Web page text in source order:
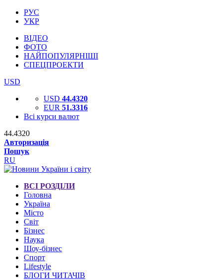
РУС
УКР
ВІДЕО
ФОТО
НАЙПОПУЛЯРНІШІ
СПЕЦПРОЕКТИ
USD
USD 44.4320
EUR 51.3316
Всі курси валют
44.4320
Авторизація
Пошук
RU
ВСІ РОЗДІЛИ
Головна
Україна
Місто
Світ
Бізнес
Наука
Шоу-бізнес
Спорт
Lifestyle
БЛОГИ ЧИТАЧІВ